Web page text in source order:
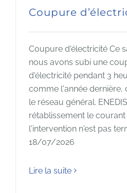
Coupure
Coupure d'électricité Ce
nous avons subi une
d'électricité pendant 3
comme l'année
le réseau général.
rétablissement le courant
l'intervention n'est pas
18/07/2026
Lire la suite